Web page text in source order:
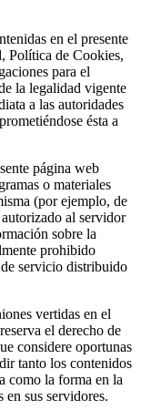
en el presente
Política de Cookies,
para el
la legalidad vigente
a las autoridades
ésta a
página web
o materiales
(por ejemplo, de
al servidor
sobre la
prohibido
servicio distribuido
vertidas en el
el derecho de
considere oportunas
tanto los contenidos
como la forma en la
en sus servidores.